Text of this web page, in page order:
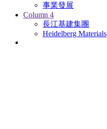
事業發展
Column 4
長江基建集團
Heidelberg Materials